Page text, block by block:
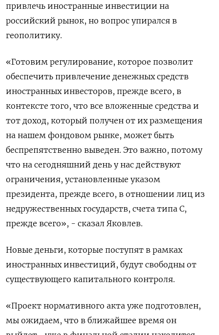
привлечь иностранные инвестиции на
российский рынок, но вопрос упирался в
геополитику.
«Готовим регулирование, которое позволит
обеспечить привлечение денежных средств
иностранных инвесторов, прежде всего, в
контексте того, что все вложенные средства и
тот доход, который получен от их размещения
на нашем фондовом рынке, может быть
беспрепятственно выведен. Это важно, потому
что на сегодняшний день у нас действуют
ограничения, установленные указом
президента, прежде всего, в отношении лиц из
недружественных государств, счета типа С,
прежде всего», - сказал Яковлев.
Новые деньги, которые поступят в рамках
иностранных инвестиций, будут свободны от
существующего капитального контроля.
«Проект нормативного акта уже подготовлен,
мы ожидаем, что в ближайшее время он